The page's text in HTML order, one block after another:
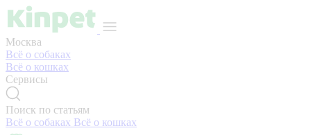
Москва
Всё о собаках
Всё о кошках
Сервисы
Поиск по статьям
Всё о собаках Всё о кошках